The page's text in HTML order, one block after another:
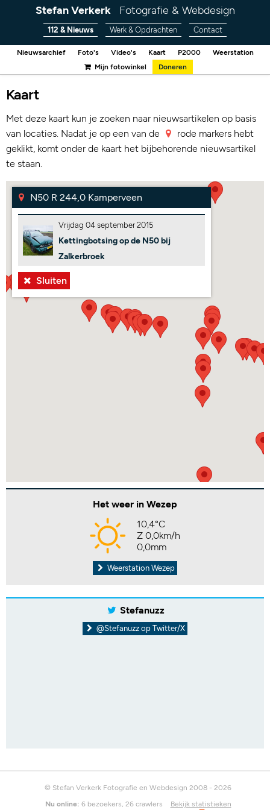
Stefan Verkerk Fotografie & Webdesign
112 & Nieuws Werk & Opdrachten Contact
Nieuwsarchief Foto's Video's Kaart P2000
Weerstation
Mijn fotowinkel
Doneren
Kaart
Met deze kaart kun je zoeken naar nieuwsartikelen op basis
van locaties. Nadat je op een van de
rode markers hebt
geklikt, komt onder de kaart het bijbehorende nieuwsartikel
te staan.
N50 R 244,0 Kamperveen
Vrijdag 04 september 2015
Kettingbotsing op de N50 bij
Zalkerbroek
Sluiten
Het weer in Wezep
10,4°C
Z 0,0km/h
0,0mm
Weerstation Wezep
Stefanuzz
@Stefanuzz op Twitter/X
© Stefan Verkerk Fotografie en Webdesign 2008 - 2026
Nu online: 6 bezoekers, 26 crawlers
Bekijk statistieken